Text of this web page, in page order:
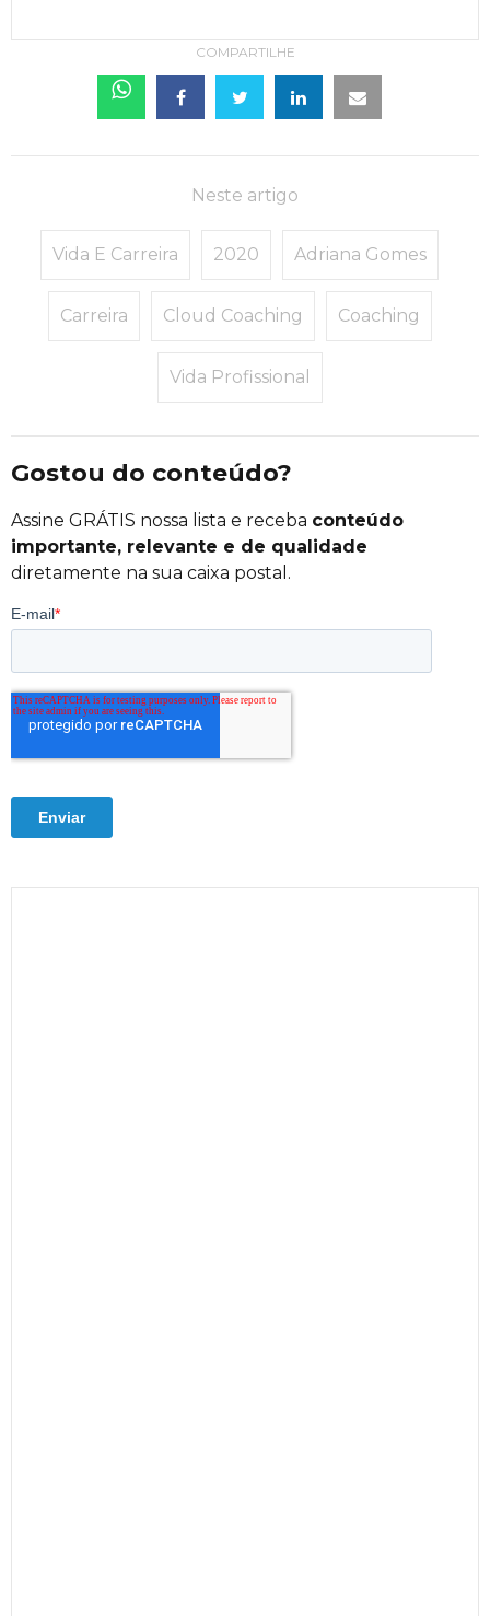
COMPARTILHE
Neste artigo
Vida E Carreira 2020 Adriana Gomes
Carreira Cloud Coaching Coaching
Vida Profissional
Gostou do conteúdo?
Assine GRÁTIS nossa lista e receba conteúdo
importante, relevante e de qualidade
diretamente na sua caixa postal.